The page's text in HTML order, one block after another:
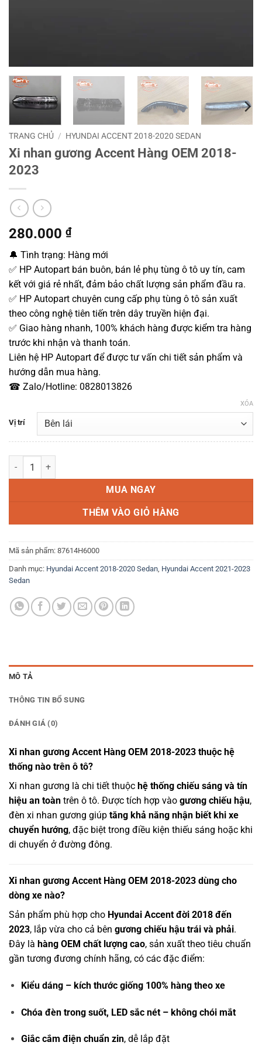
TRANG CHỦ / HYUNDAI ACCENT 2018-2020 SEDAN
Xi nhan gương Accent Hàng OEM 2018-
2023
280.000 ₫
🔔 Tình trạng: Hàng mới
✅ HP Autopart bán buôn, bán lẻ phụ tùng ô tô uy tín, cam
kết với giá rẻ nhất, đảm bảo chất lượng sản phẩm đầu ra.
✅ HP Autopart chuyên cung cấp phụ tùng ô tô sản xuất
theo công nghệ tiên tiến trên dây truyền hiện đại.
✅ Giao hàng nhanh, 100% khách hàng được kiểm tra hàng
trước khi nhận và thanh toán.
Liên hệ HP Autopart để được tư vấn chi tiết sản phẩm và
hướng dẫn mua hàng.
☎ Zalo/Hotline: 0828013826
Vị trí
XÓA
Xi nhan gương Accent Hàng OEM 2018-2023 số lượng
MUA NGAY
THÊM VÀO GIỎ HÀNG
Mã sản phẩm: 87614H6000
Danh mục: Hyundai Accent 2018-2020 Sedan, Hyundai Accent 2021-2023
Sedan
MÔ TẢ
THÔNG TIN BỔ SUNG
ĐÁNH GIÁ (0)
Xi nhan gương Accent Hàng OEM 2018-2023 thuộc hệ
thống nào trên ô tô?
Xi nhan gương là chi tiết thuộc hệ thống chiếu sáng và tín
hiệu an toàn trên ô tô. Được tích hợp vào gương chiếu hậu,
đèn xi nhan gương giúp tăng khả năng nhận biết khi xe
chuyển hướng, đặc biệt trong điều kiện thiếu sáng hoặc khi
di chuyển ở đường đông.
Xi nhan gương Accent Hàng OEM 2018-2023 dùng cho
dòng xe nào?
Sản phẩm phù hợp cho Hyundai Accent đời 2018 đến
2023, lắp vừa cho cả bên gương chiếu hậu trái và phải.
Đây là hàng OEM chất lượng cao, sản xuất theo tiêu chuẩn
gần tương đương chính hãng, có các đặc điểm:
Kiểu dáng – kích thước giống 100% hàng theo xe
Chóa đèn trong suốt, LED sắc nét – không chói mắt
Giắc cắm điện chuẩn zin, dễ lắp đặt